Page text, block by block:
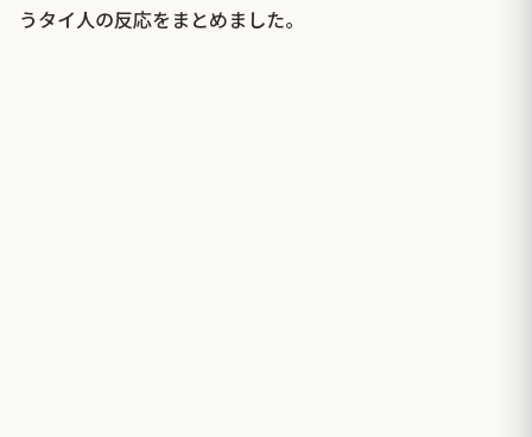
うタイ人の反応をまとめました。